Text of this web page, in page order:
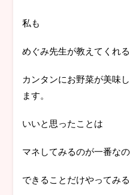
私も
めぐみ先生が教えてくれる
カンタンにお野菜が美味
ます。
いいと思ったことは
マネしてみるのが一番な
できることだけやってみる